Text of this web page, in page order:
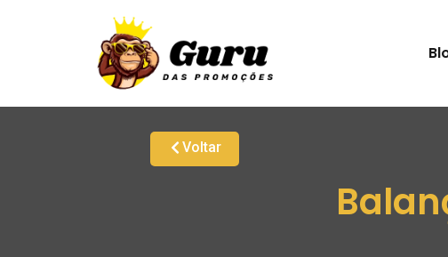
Voltar